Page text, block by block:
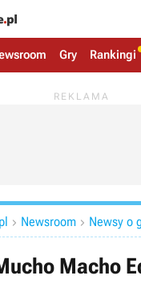
Gry Rankingi
 Newsroom  Newsy o
Macho